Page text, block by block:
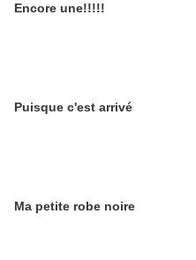
Encore une!!!!!
Puisque c'est arrivé
Ma petite robe noire